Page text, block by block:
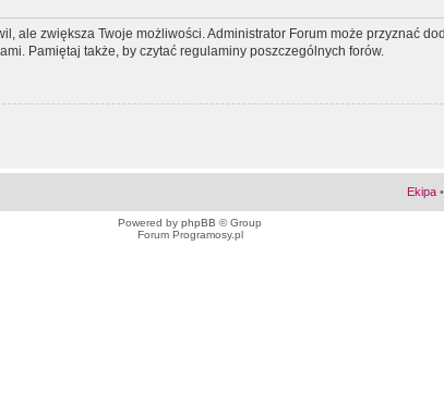
ale zwiększa Twoje możliwości. Administrator Forum może przyznać
Pamiętaj także, by czytać regulaminy poszczególnych forów.
Ekipa •
Powered by phpBB © Group
Forum Programosy.pl